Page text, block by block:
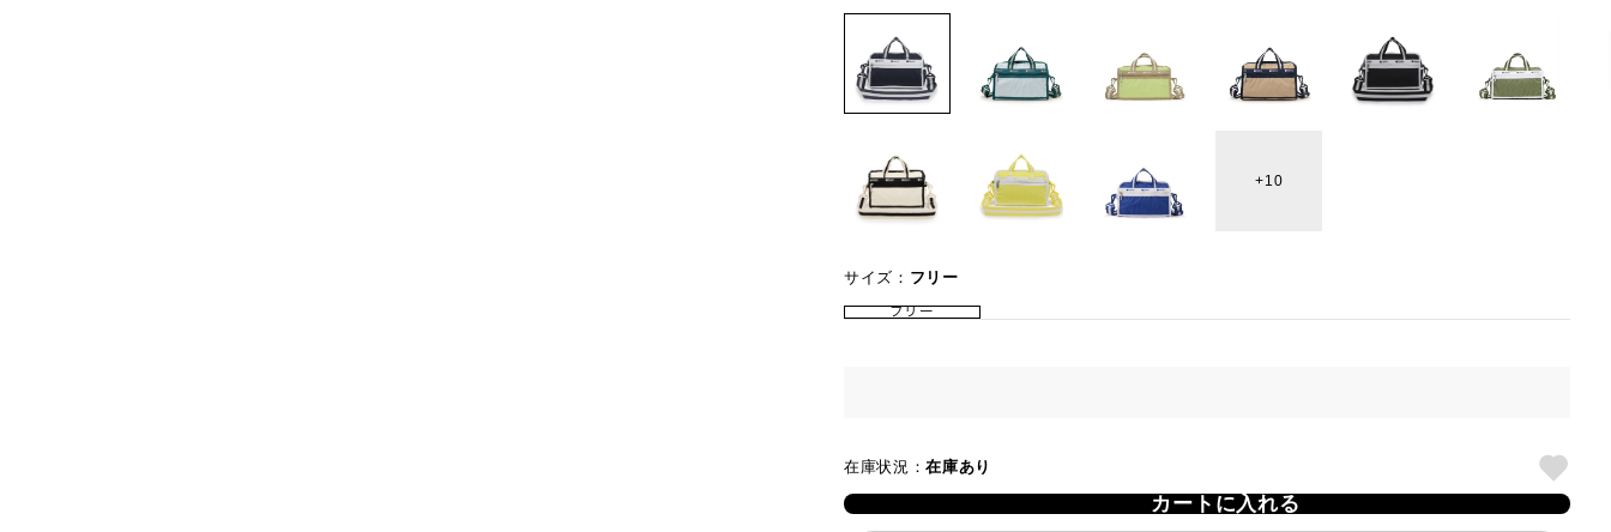
10
サイズ： フリー
フリー
在庫状況：在庫あり
カートに入れる